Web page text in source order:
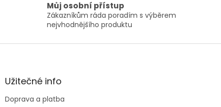
s
u
Můj osobní přístup
Zákazníkům ráda poradím s výběrem
nejvhodnějšího produktu
Z
aUžitečné info
Doprava a platba